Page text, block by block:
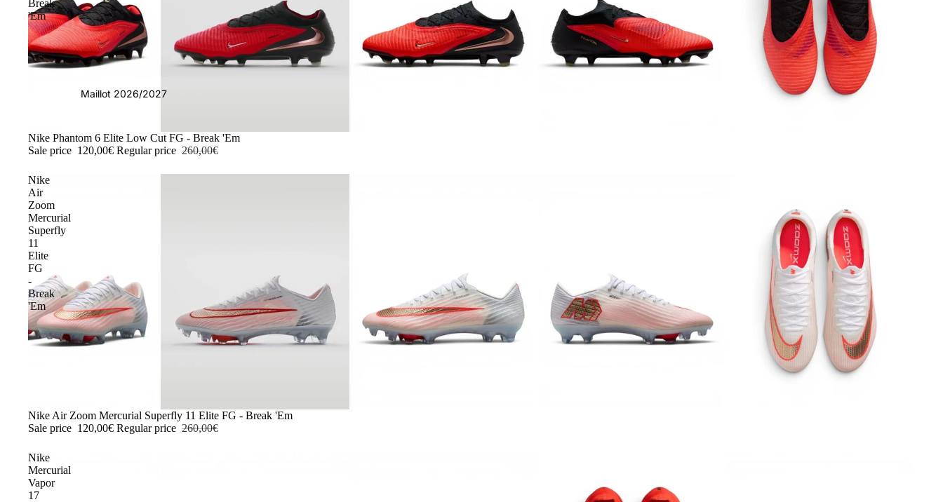
Maillot 2026/2027
Break
'Em
-54%
Nike Phantom 6 Elite Low Cut FG - Break 'Em
Sale price 120,00€ Regular price 260,00€
Nike
Air
Zoom
Mercurial
Superfly
11
Elite
FG
-
Break
'Em
-54%
Nike Air Zoom Mercurial Superfly 11 Elite FG - Break 'Em
Sale price 120,00€ Regular price 260,00€
Nike
Mercurial
Vapor
17